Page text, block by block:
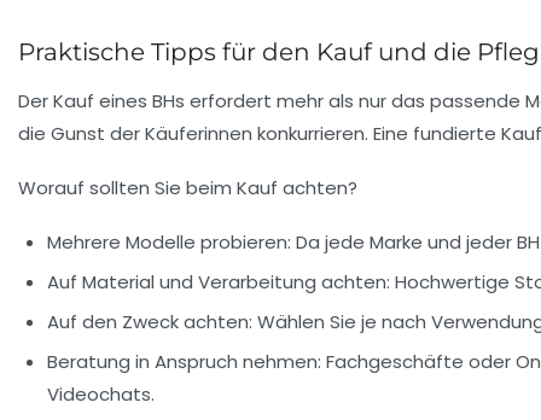
Praktische Tipps für den Kauf und die
Der Kauf eines BHs erfordert mehr als nur das passende
die Gunst der Käuferinnen konkurrieren. Eine fundierte
Worauf sollten Sie beim Kauf achten?
Mehrere Modelle probieren: Da jede Marke und jeder
Auf Material und Verarbeitung achten: Hochwertige
Auf den Zweck achten: Wählen Sie je nach
Beratung in Anspruch nehmen: Fachgeschäfte oder
Videochats.